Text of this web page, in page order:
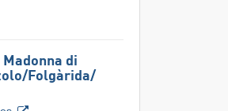
Madonna di
​Folgàrida/​